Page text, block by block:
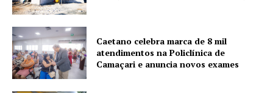
Caetano celebra marca de 8 mil
atendimentos na Policlínica de
Camaçari e anuncia novos exames